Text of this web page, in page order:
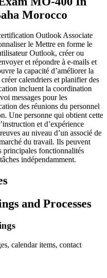
Morocco
Outlook Associate
le Mettre en forme le
Outlook, créer ou
et répondre à e-mails et
la capacité d’améliorer la
calendriers et planifier des
incluent la coordination
messages pour les
des réunions du personnel
Une personne qui obtient cette
et d’expérience
au niveau d’un associé de
du travail. Ils peuvent
principales fonctionnalités
indépendamment.
and Processes
calendar items, contact